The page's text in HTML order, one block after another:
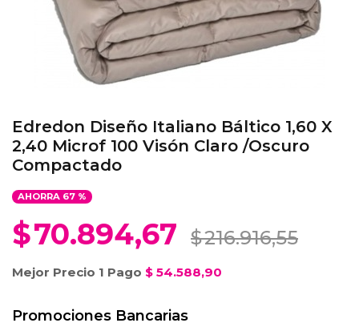
Edredon Diseño Italiano Báltico 1,60 X
2,40 Microf 100 Visón Claro /Oscuro
Compactado
AHORRA 67%
$70.894,67 $216.916,55
Mejor Precio 1 Pago $ 54.588,90
Promociones Bancarias